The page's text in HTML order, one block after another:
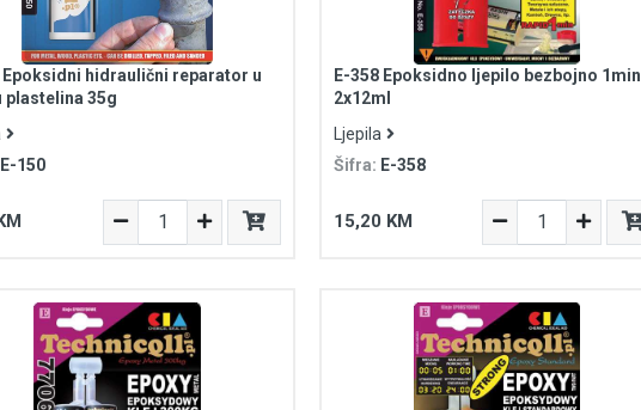
Epoksidni hidraulični reparator u
plastelina 35g
E-150
E-358 Epoksidno ljepilo bezbojno 1min
2x12ml
Ljepila
Šifra: E-358
15,20 KM